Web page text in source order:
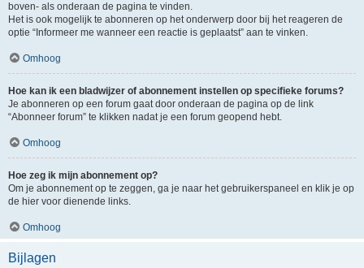
boven- als onderaan de pagina te vinden.
Het is ook mogelijk te abonneren op het onderwerp door bij het reageren de
optie “Informeer me wanneer een reactie is geplaatst” aan te vinken.
Omhoog
Hoe kan ik een bladwijzer of abonnement instellen op specifieke forums?
Je abonneren op een forum gaat door onderaan de pagina op de link
“Abonneer forum” te klikken nadat je een forum geopend hebt.
Omhoog
Hoe zeg ik mijn abonnement op?
Om je abonnement op te zeggen, ga je naar het gebruikerspaneel en klik je op
de hier voor dienende links.
Omhoog
Bijlagen